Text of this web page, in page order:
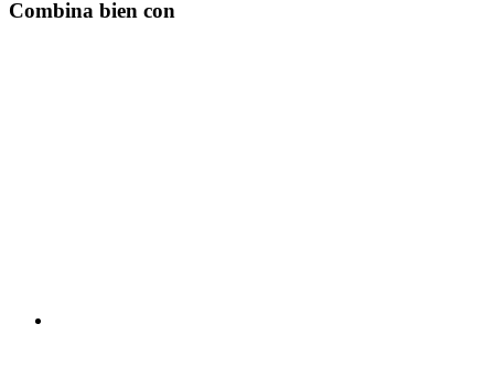
Combina bien con